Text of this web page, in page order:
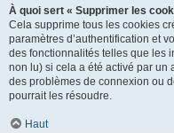
À quoi sert « Supprimer les
Cela supprime tous les cookies
paramètres d’authentification et
des fonctionnalités telles que les
non lu) si cela a été activé par un
des problèmes de connexion ou
pourrait les résoudre.
Haut